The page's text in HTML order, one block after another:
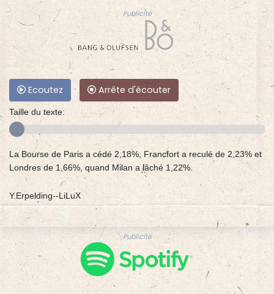
Publicité
Ecoutez Arrête d'écouter
Taille du texte:
La Bourse de Paris a cédé 2,18%, Francfort a reculé de 2,23% et
Londres de 1,66%, quand Milan a lâché 1,22%.
Y.Erpelding--LiLuX
Publicité